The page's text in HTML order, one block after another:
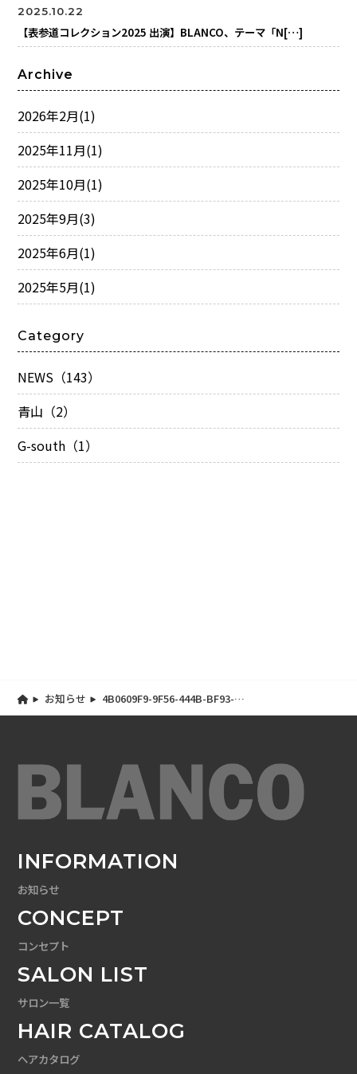
2025.10.22
【表参道コレクション2025 出演】BLANCO、テーマ「N[…]
Archive
2026年2月(1)
2025年11月(1)
2025年10月(1)
2025年9月(3)
2025年6月(1)
2025年5月(1)
Category
NEWS（143）
青山（2）
G-south（1）
お知らせ
4B0609F9-9F56-444B-BF93-
0FF0B97CA6FA
INFORMATION
お知らせ
CONCEPT
コンセプト
SALON LIST
サロン一覧
HAIR CATALOG
ヘアカタログ